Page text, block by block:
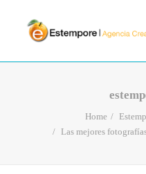
PORTFOLIO
Home
Las mejores